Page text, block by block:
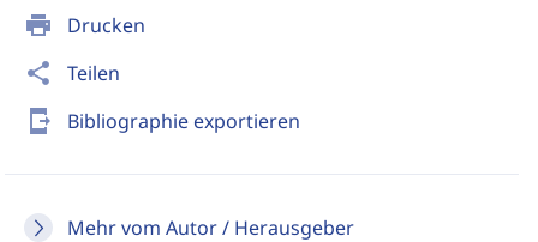
print Drucken
share Teilen
send_to_mobile Bibliographie exportieren
Mehr vom Autor / Herausgeber